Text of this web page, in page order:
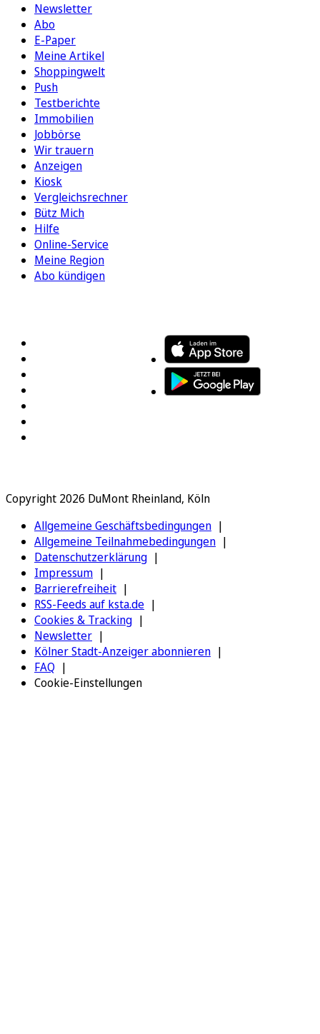
Newsletter
Abo
E-Paper
Meine Artikel
Shoppingwelt
Push
Testberichte
Immobilien
Jobbörse
Wir trauern
Anzeigen
Kiosk
Vergleichsrechner
Bütz Mich
Hilfe
Online-Service
Meine Region
Abo kündigen
Copyright 2026 DuMont Rheinland, Köln
Allgemeine Geschäftsbedingungen
Allgemeine Teilnahmebedingungen
Datenschutzerklärung
Impressum
Barrierefreiheit
RSS-Feeds auf ksta.de
Cookies & Tracking
Newsletter
Kölner Stadt-Anzeiger abonnieren
FAQ
Cookie-Einstellungen